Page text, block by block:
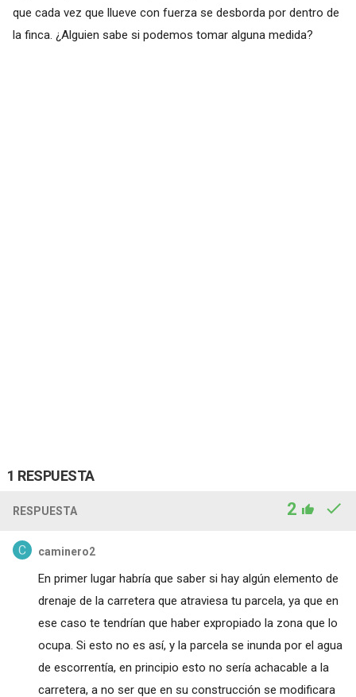
que cada vez que llueve con fuerza se desborda por dentro de
la finca. ¿Alguien sabe si podemos tomar alguna medida?
1 RESPUESTA
RESPUESTA 2
caminero2
En primer lugar habría que saber si hay algún elemento de
drenaje de la carretera que atraviesa tu parcela, ya que en
ese caso te tendrían que haber expropiado la zona que lo
ocupa. Si esto no es así, y la parcela se inunda por el agua
de escorrentía, en principio esto no sería achacable a la
carretera, a no ser que en su construcción se modificara